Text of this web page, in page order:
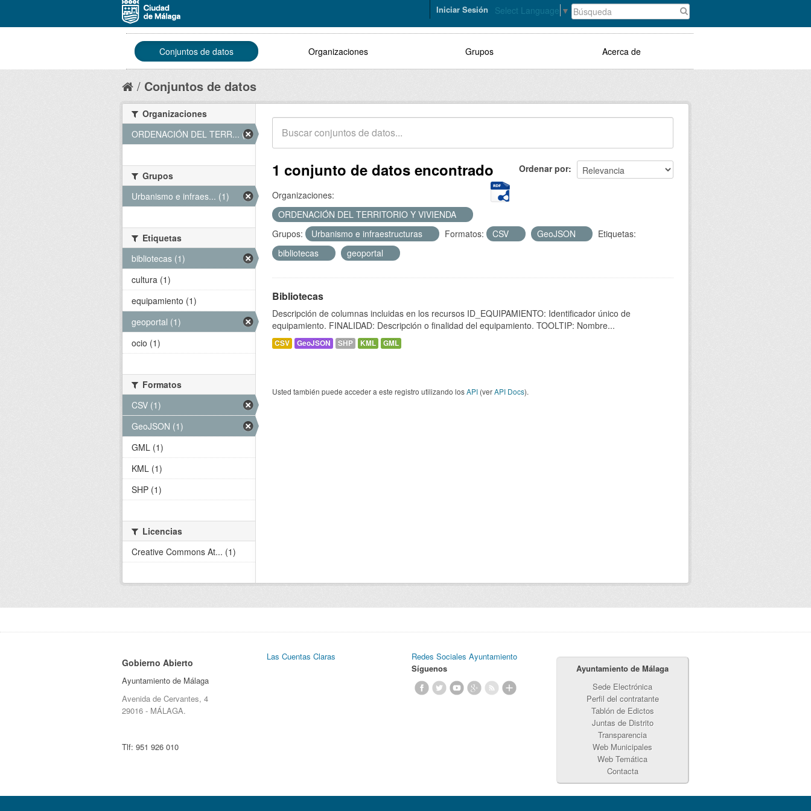
Select Language ▼
Iniciar Sesión
Conjuntos de datos Organizaciones Grupos Acerca de
Conjuntos de datos
Ordenar por
1 conjunto de datos encontrado
Organizaciones:
ORDENACIÓN DEL TERRITORIO Y VIVIENDA
Grupos:
Urbanismo e infraestructuras Formatos: CSV GeoJSON
Etiquetas:
bibliotecas
geoportal
Bibliotecas
Descripción de columnas incluidas en los recursos ID_EQUIPAMIENTO: Identificador único de
equipamiento. FINALIDAD: Descripción o finalidad del equipamiento. TOOLTIP: Nombre...
CSV GeoJSON SHP KML GML
Usted también puede acceder a este registro utilizando losAPI (verAPI Docs).
Organizaciones
ORDENACIÓN DEL TERR... (1)
Grupos
Urbanismo e infraes... (1)
Etiquetas
bibliotecas (1)
cultura (1)
equipamiento (1)
geoportal (1)
ocio (1)
Formatos
CSV (1)
GeoJSON (1)
GML (1)
KML (1)
SHP (1)
Licencias
Creative Commons At... (1)
Gobierno Abierto
Ayuntamiento de Málaga
Avenida de Cervantes, 4
29016 - MÁLAGA.
Tlf: 951 926 010
Las Cuentas Claras
Redes Sociales Ayuntamiento
Síguenos
Ayuntamiento de Málaga
Sede Electrónica
Perfil del contratante
Tablón de Edictos
Juntas de Distrito
Transparencia
Web Municipales
Web Temática
Contacta